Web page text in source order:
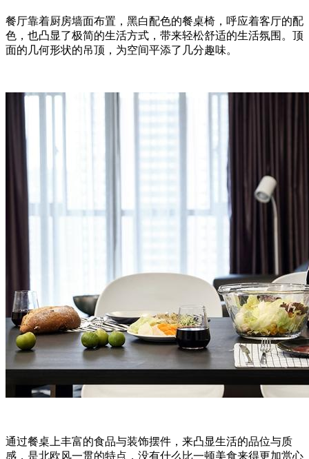
餐厅靠着厨房墙面布置，黑白配色的餐桌椅，呼应着客厅的配
色，也凸显了极简的生活方式，带来轻松舒适的生活氛围。顶
面的几何形状的吊顶，为空间平添了几分趣味。
通过餐桌上丰富的食品与装饰摆件，来凸显生活的品位与质
感，是北欧风一贯的特点，没有什么比一顿美食来得更加赏心